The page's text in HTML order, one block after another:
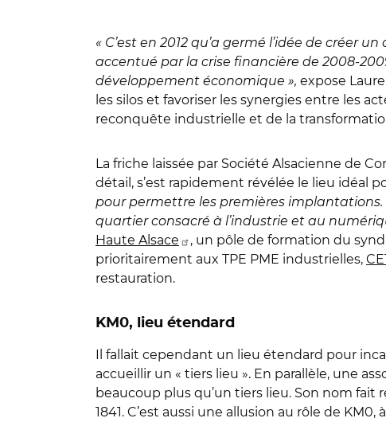
« C’est en 2012 qu’a germé l’idée de créer
accentué par la crise financière de 2008-
développement économique », expose
les silos et favoriser les synergies entre les
reconquête industrielle et de la
La friche laissée par Société Alsacienne de
détail, s’est rapidement révélée le lieu idéal
pour permettre les premières
quartier consacré à l’industrie et au
Haute Alsace
, un pôle de formation du
prioritairement aux TPE PME industrielles,
restauration.
KM0, lieu étendard
Il fallait cependant un lieu étendard pour
accueillir un « tiers lieu ». En parallèle, une
beaucoup plus qu’un tiers lieu. Son nom
1841. C’est aussi une allusion au rôle de